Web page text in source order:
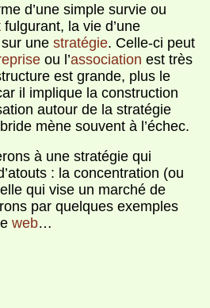
d’une simple survie ou
fulgurant, la vie d’une
sur unestratégie. Celle-ci peut
ou l’association est très
est grande, plus le
il implique la construction
autour de la stratégie
mène souvent à l’échec.
à une stratégie qui
: la concentration (ou
qui vise un marché de
par quelques exemples
web…